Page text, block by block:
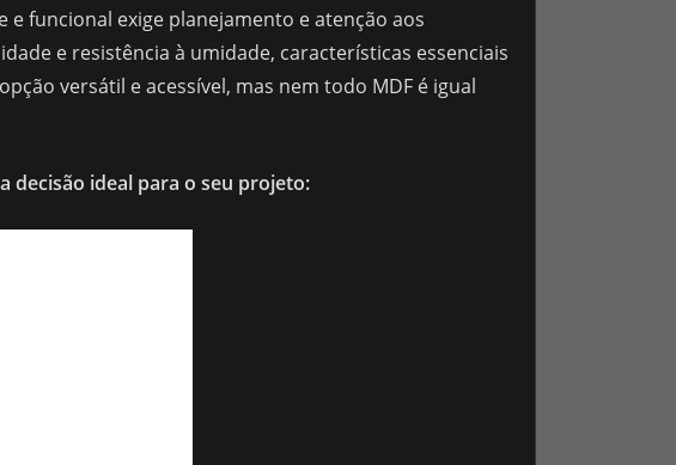
funcional exige planejamento e atenção aos
e resistência à umidade, características essenciais
versátil e acessível, mas nem todo MDF é igual
decisão ideal para o seu projeto: